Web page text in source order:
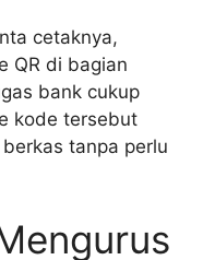
cetaknya,
QR di bagian
bank cukup
kode tersebut
tanpa perlu